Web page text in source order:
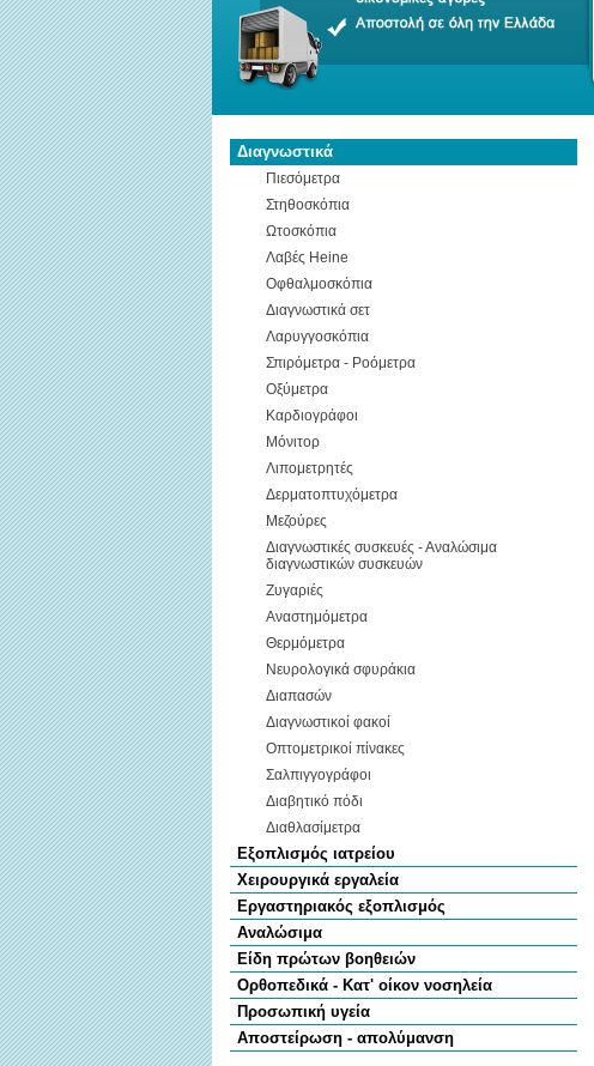
Διαγνωστικά
Πιεσόμετρα
Στηθοσκόπια
Ωτοσκόπια
Λαβές Heine
Οφθαλμοσκόπια
Διαγνωστικά σετ
Λαρυγγοσκόπια
Σπιρόμετρα - Ροόμετρα
Οξύμετρα
Καρδιογράφοι
Μόνιτορ
Λιπομετρητές
Δερματοπτυχόμετρα
Μεζούρες
Διαγνωστικές συσκευές - Αναλώσιμα
διαγνωστικών συσκευών
Ζυγαριές
Αναστημόμετρα
Θερμόμετρα
Νευρολογικά σφυράκια
Διαπασών
Διαγνωστικοί φακοί
Οπτομετρικοί πίνακες
Σαλπιγγογράφοι
Διαβητικό πόδι
Διαθλασίμετρα
Εξοπλισμός ιατρείου
Χειρουργικά εργαλεία
Εργαστηριακός εξοπλισμός
Αναλώσιμα
Είδη πρώτων βοηθειών
Ορθοπεδικά - Κατ' οίκον νοσηλεία
Προσωπική υγεία
Αποστείρωση - απολύμανση